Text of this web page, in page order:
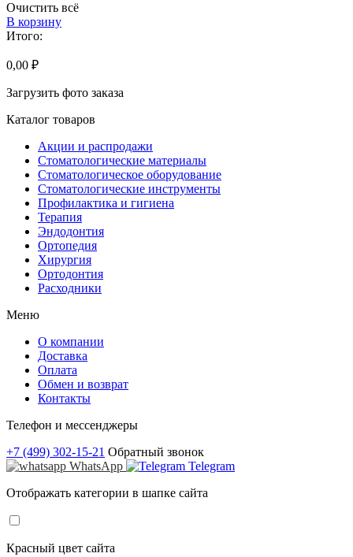
Очистить всё
В корзину
Итого:
0,00 ₽
Загрузить фото заказа
Каталог товаров
Акции и распродажи
Стоматологические материалы
Стоматологическое оборудование
Стоматологические инструменты
Профилактика и гигиена
Терапия
Эндодонтия
Ортопедия
Хирургия
Ортодонтия
Расходники
Меню
О компании
Доставка
Оплата
Обмен и возврат
Контакты
Телефон и мессенджеры
+7 (499) 302-15-21 Обратный звонок
WhatsApp
Telegram
Отображать категории в шапке сайта
Красный цвет сайта